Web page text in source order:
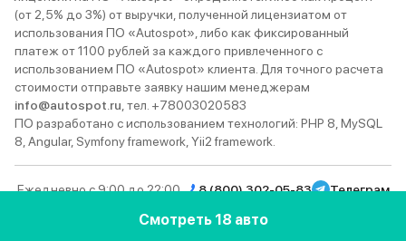
Смотреть 18 авто
(от 2,5% до 3%) от выручки, полученной лицензиатом от
использования ПО «Autospot», либо как фиксированный
платеж от 1100 рублей за каждого привлеченного с
использованием ПО «Autospot» клиента. Для точного расчета
стоимости отправьте заявку нашим менеджерам
info@autospot.ru , тел. +78003020583
ПО разработано с использованием технологий: PHP 8, MySQL
8, Angular, Symfony framework, Yii2 framework.
Ежедневно с 9:00 до 22:00 8 (800) 302-05-83
Телеграм
© 2013–2026 Autospot